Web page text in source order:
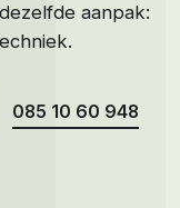
aanpak:
085 10 60 948